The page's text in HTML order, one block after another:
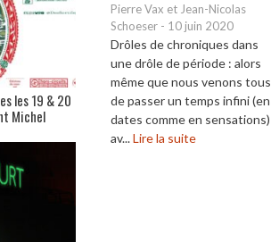
Pierre Vax et Jean-Nicolas
Schoeser - 10 juin 2020
Drôles de chroniques dans
une drôle de période : alors
même que nous venons tous
de passer un temps infini (en
dates comme en sensations)
av...Lire la suite
les 19 & 20
Michel